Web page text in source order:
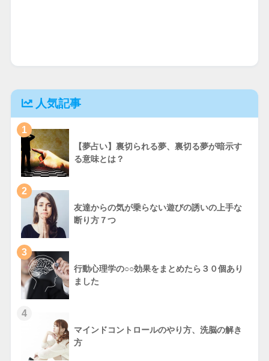
人気記事
1
【夢占い】裏切られる夢、裏切る夢が暗示す
る意味とは？
2
友達からの気が乗らない遊びの誘いの上手な
断り方７つ
3
行動心理学の○○効果をまとめたら３０個あり
ました
4
マインドコントロールのやり方、洗脳の解き
方